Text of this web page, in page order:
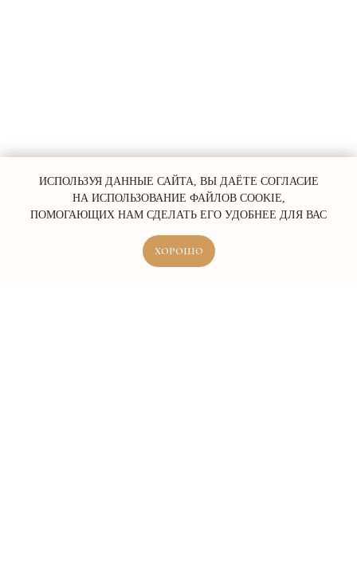
ИСПОЛЬЗУЯ ДАННЫЕ САЙТА, ВЫ ДАЁТЕ СОГЛАСИЕ
НА ИСПОЛЬЗОВАНИЕ ФАЙЛОВ COOKIE,
ПОМОГАЮЩИХ НАМ СДЕЛАТЬ ЕГО УДОБНЕЕ ДЛЯ ВАС
ХОРОШО